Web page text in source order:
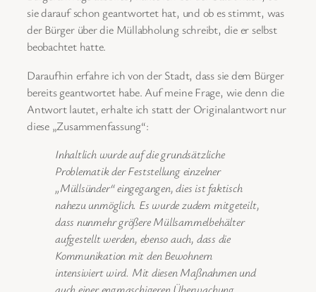
sie darauf schon geantwortet hat, und ob es stimmt, was
der Bürger über die Müllabholung schreibt, die er selbst
beobachtet hatte.
Daraufhin erfahre ich von der Stadt, dass sie dem Bürger
bereits geantwortet habe. Auf meine Frage, wie denn die
Antwort lautet, erhalte ich statt der Originalantwort nur
diese „Zusammenfassung“:
Inhaltlich wurde auf die grundsätzliche
Problematik der Feststellung einzelner
„Müllsünder“ eingegangen, dies ist faktisch
nahezu unmöglich. Es wurde zudem mitgeteilt,
dass nunmehr größere Müllsammelbehälter
aufgestellt werden, ebenso auch, dass die
Kommunikation mit den Bewohnern
intensiviert wird. Mit diesen Maßnahmen und